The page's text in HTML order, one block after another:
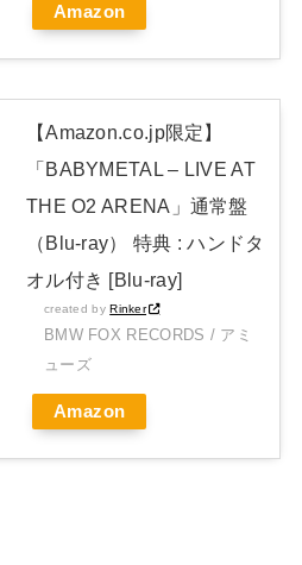
FORTH DELUXE JAPAN EDITION
Amazon
【Amazon.co.jp限定】
「BABYMETAL – LIVE AT
THE O2 ARENA」通常盤
（Blu-ray） 特典 : ハンドタ
オル付き [Blu-ray]
created byRinker
BMW FOX RECORDS / アミ
ューズ
Amazon